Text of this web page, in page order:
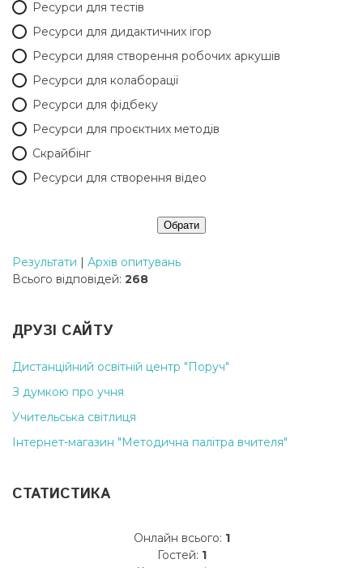
Ресурси для тестів
Ресурси для дидактичних ігор
Ресурси дляя створення робочих аркушів
Ресурси для колаборації
Ресурси для фідбеку
Ресурси для проєктних методів
Скрайбінг
Ресурси для створення відео
Результати | Архів опитувань
Всього відповідей: 268
ДРУЗІ САЙТУ
Дистанційний освітній центр "Поруч"
З думкою про учня
Учительська світлиця
Інтернет-магазин "Методична палітра вчителя"
СТАТИСТИКА
Онлайн всього: 1
Гостей: 1